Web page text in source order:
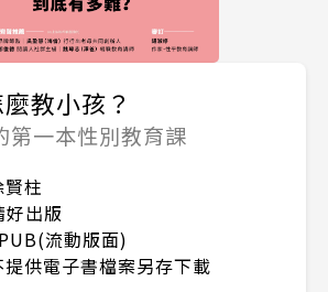
教小孩？
第一本性別教育課
賢柱
好出版
流動版面)
提供電子書檔案另存下載